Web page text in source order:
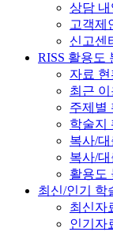
상담 내
고객제
신고센
RISS 활용도
자료 현
최근
주제별
학술지
복사/
복사/
활용도
최신/인기 학
최신자
인기자